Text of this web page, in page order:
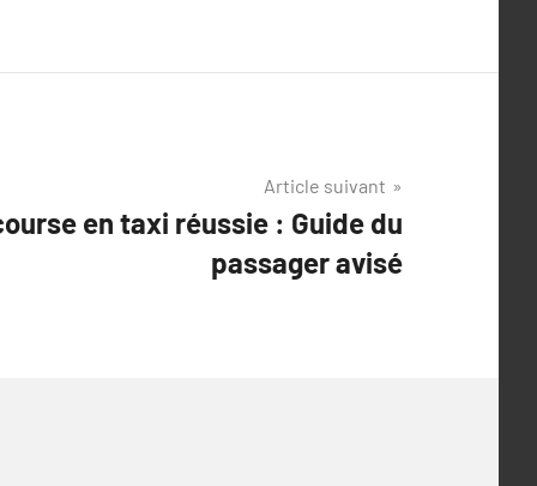
Article suivant
en taxi réussie : Guide du
passager avisé